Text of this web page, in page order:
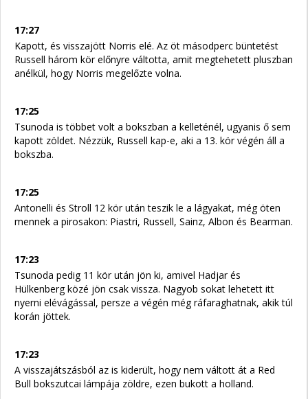
17:27
Kapott, és visszajött Norris elé. Az öt másodperc büntetést
Russell három kör előnyre váltotta, amit megtehetett pluszban
anélkül, hogy Norris megelőzte volna.
17:25
Tsunoda is többet volt a bokszban a kelleténél, ugyanis ő sem
kapott zöldet. Nézzük, Russell kap-e, aki a 13. kör végén áll a
bokszba.
17:25
Antonelli és Stroll 12 kör után teszik le a lágyakat, még öten
mennek a pirosakon: Piastri, Russell, Sainz, Albon és Bearman.
17:23
Tsunoda pedig 11 kör után jön ki, amivel Hadjar és
Hülkenberg közé jön csak vissza. Nagyob sokat lehetett itt
nyerni elévágással, persze a végén még ráfaraghatnak, akik túl
korán jöttek.
17:23
A visszajátszásból az is kiderült, hogy nem váltott át a Red
Bull bokszutcai lámpája zöldre, ezen bukott a holland.